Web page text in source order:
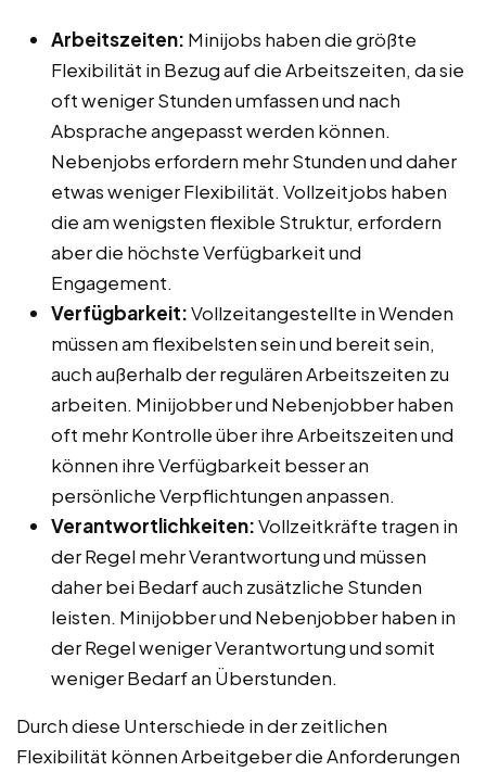
Arbeitszeiten: Minijobs haben die größte
Flexibilität in Bezug auf die Arbeitszeiten, da sie
oft weniger Stunden umfassen und nach
Absprache angepasst werden können.
Nebenjobs erfordern mehr Stunden und daher
etwas weniger Flexibilität. Vollzeitjobs haben
die am wenigsten flexible Struktur, erfordern
aber die höchste Verfügbarkeit und
Engagement.
Verfügbarkeit:Vollzeitangestellte in Wenden
müssen am flexibelsten sein und bereit sein,
auch außerhalb der regulären Arbeitszeiten zu
arbeiten. Minijobber und Nebenjobber haben
oft mehr Kontrolle über ihre Arbeitszeiten und
können ihre Verfügbarkeit besser an
persönliche Verpflichtungen anpassen.
Verantwortlichkeiten:Vollzeitkräfte tragen in
der Regel mehr Verantwortung und müssen
daher bei Bedarf auch zusätzliche Stunden
leisten. Minijobber und Nebenjobber haben in
der Regel weniger Verantwortung und somit
weniger Bedarf an Überstunden.
Durch diese Unterschiede in der zeitlichen
Flexibilität können Arbeitgeber die Anforderungen